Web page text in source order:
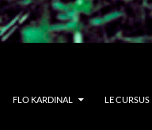
FLO KARDINAL LE